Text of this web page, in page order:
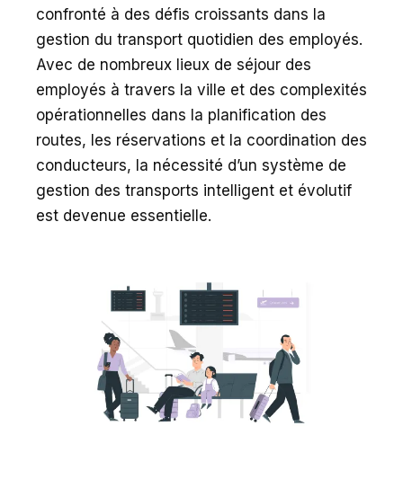
confronté à des défis croissants dans la
gestion du transport quotidien des employés.
Avec de nombreux lieux de séjour des
employés à travers la ville et des complexités
opérationnelles dans la planification des
routes, les réservations et la coordination des
conducteurs, la nécessité d’un système de
gestion des transports intelligent et évolutif
est devenue essentielle.